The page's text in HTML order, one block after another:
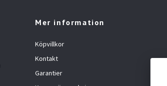
Mer information
Köpvillkor
Kontakt
Garantier